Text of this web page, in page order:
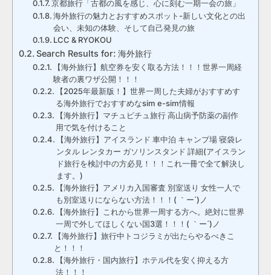
京都旅行「古都の風を感じ、心に刻む一期一会の旅」
海外旅行の魅力とおすすめスポット-新しい文化との出
会い、未知の体験、そして自己発見の旅
LCC & RYOKOU
Search Results for: 海外旅行
【海外旅行】航空券を安く取る方法！！！世界一周経
験者の裏ワザ公開！！！
【2025年最新版！】世界一周した夫婦がおすすめす
る海外旅行でおすすめなsim e-sim情報
【海外旅行】マチュピチュ旅行 高山病予防薬の副作
用で気を付けること
【海外旅行】アイスランド 車中泊 キャンプ場 寝袋レ
ンタル レンタカー ガソリンスタンド 詳細(アイスラン
ド旅行を検討中の方必見！！！これ一冊で全て解決し
ます。)
【海外旅行】アメリカ入国審査 別室送り 女性一人で
も別室送りにならない方法！！！( ｀ー´)ノ
【海外旅行】これから世界一周する方へ。絶対に世界
一周で外してほしくない国3選！！！( ｀ー´)ノ
【海外旅行】旅行中トコジラミが出たらやるべきこ
と！！！
【海外旅行・国内旅行】ホテル代を安く抑える方
法！！！